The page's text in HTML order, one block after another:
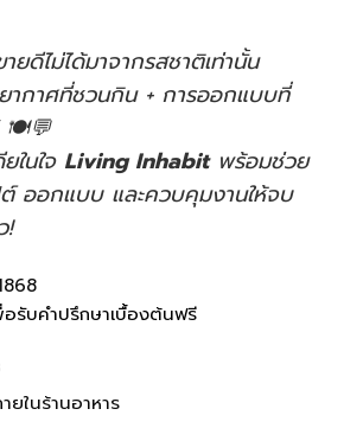
ยดีไม่ได้มาจากรสชาติเท่านั้น
ากาศที่ชวนกิน + การออกแบบที่
🍽️💬
ในใจ Living Inhabitพร้อมช่วย
ออกแบบ และควบคุมงานให้จบ
!
อรับคำปรึกษาเบื้องต้นฟรี
ยในร้านอาหาร